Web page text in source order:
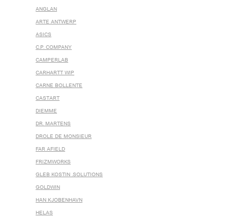
ANGLAN
ARTE ANTWERP
ASICS
C.P. COMPANY
CAMPERLAB
CARHARTT WIP
CARNE BOLLENTE
CASTART
DIEMME
DR. MARTENS
DROLE DE MONSIEUR
FAR AFIELD
FRIZMWORKS
GLEB KOSTIN .SOLUTIONS
GOLDWIN
HAN KJOBENHAVN
HELAS